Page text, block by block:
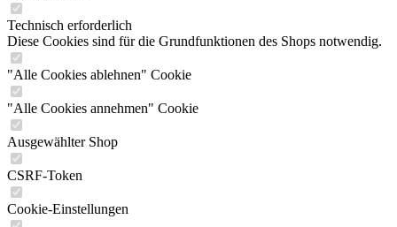
Technisch erforderlich
Diese Cookies sind für die Grundfunktionen des Shops notwendig.
"Alle Cookies ablehnen" Cookie
"Alle Cookies annehmen" Cookie
Ausgewählter Shop
CSRF-Token
Cookie-Einstellungen